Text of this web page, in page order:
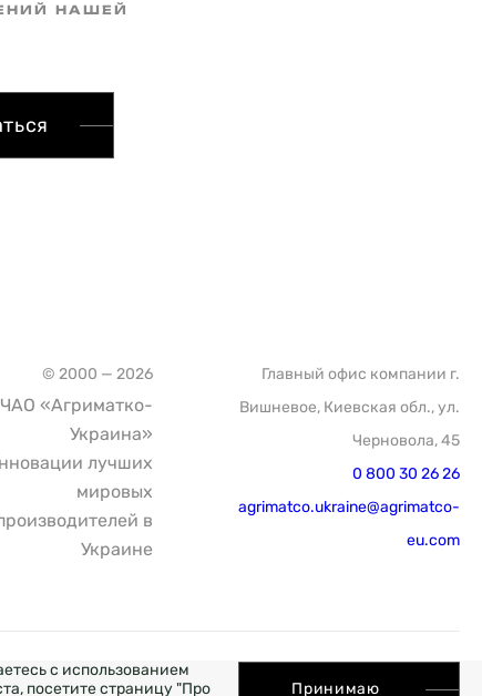
НАШЕЙ
© 2000 — 2026
ЧАО «Агриматко-
Украина»
лучших
мировых
в
Украине
Главный офис компании г.
Вишневое, Киевская обл., ул.
Черновола, 45
0 800 30 26 26
agrimatco.ukraine@agrimatco-
eu.com
с использованием
посетите страницу "Про
Принимаю